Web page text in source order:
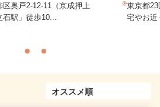
区奥戸2-12-11（京成押上
駅」徒歩10...
東京都
宅やお近